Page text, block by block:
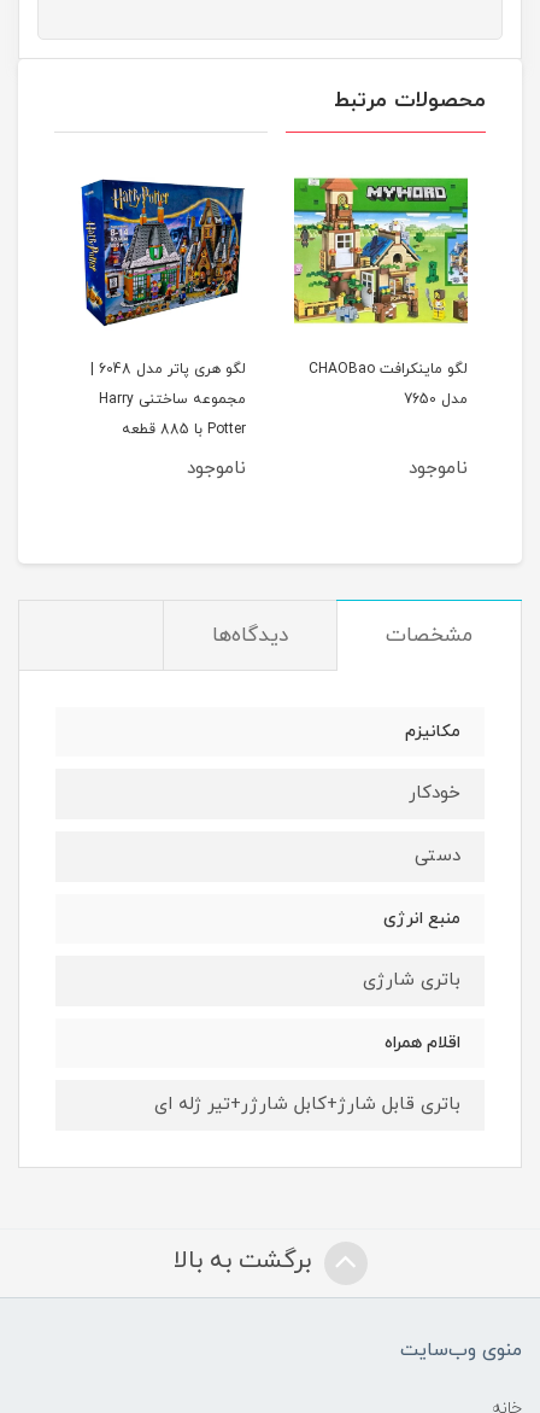
محصولات مرتبط
لگو ماینکرافت CHAOBao
مدل 7650
ناموجود
مجموعه ساختنی Harry
Potter با 885 قطعه
ناموجود
مشخصات دیدگاه‌ها
مکانیزم
خودکار
دستی
منبع انرژی
باتری شارژی
اقلام همراه
باتری قابل شارژ+کابل شارژر+تیر ژله ای
برگشت به بالا
منوی وب‌سایت